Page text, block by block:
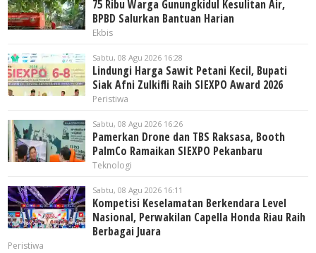
75 Ribu Warga Gunungkidul Kesulitan Air,
BPBD Salurkan Bantuan Harian
Ekbis
Sabtu, 08 Agu 2026 16:28
Lindungi Harga Sawit Petani Kecil, Bupati
Siak Afni Zulkifli Raih SIEXPO Award 2026
Peristiwa
Sabtu, 08 Agu 2026 16:26
Pamerkan Drone dan TBS Raksasa, Booth
PalmCo Ramaikan SIEXPO Pekanbaru
Teknologi
Sabtu, 08 Agu 2026 16:11
Kompetisi Keselamatan Berkendara Level
Nasional, Perwakilan Capella Honda Riau Raih
Berbagai Juara
Peristiwa